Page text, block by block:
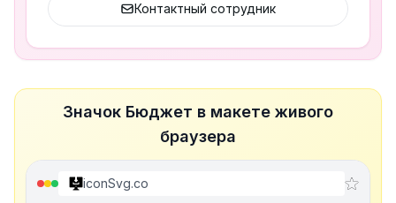
Контактный сотрудник
Значок Бюджет в макете живого
браузера
iconSvg.co